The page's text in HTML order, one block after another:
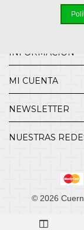
INFORMACIÓN
MI CUENTA
NEWSLETTER
NUESTRAS
© 2026